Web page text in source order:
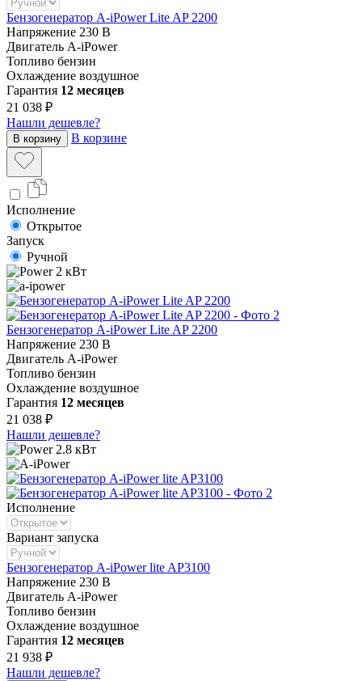
Бензогенератор A-iPower Lite AP 2200
Напряжение 230 В
Двигатель A-iPower
Топливо бензин
Охлаждение воздушное
Гарантия 12 месяцев
21 038 ₽
Нашли дешевле?
В корзину В корзине
Исполнение
Открытое
Запуск
Ручной
2 кВт
Бензогенератор A-iPower Lite AP 2200
Напряжение 230 В
Двигатель A-iPower
Топливо бензин
Охлаждение воздушное
Гарантия 12 месяцев
21 038 ₽
Нашли дешевле?
2.8 кВт
Исполнение
Вариант запуска
Бензогенератор A-iPower lite AP3100
Напряжение 230 В
Двигатель A-iPower
Топливо бензин
Охлаждение воздушное
Гарантия 12 месяцев
21 938 ₽
Нашли дешевле?